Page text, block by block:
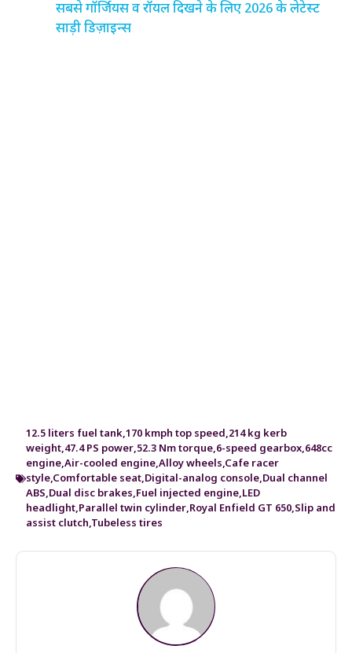
सबसे गॉर्जियस व रॉयल दिखने के लिए 2026 के लेटेस्ट
साड़ी डिज़ाइन्स
12.5 liters fuel tank,170 kmph top speed,214 kg kerb
weight,47.4 PS power,52.3 Nm torque,6-speed gearbox,648cc
engine,Air-cooled engine,Alloy wheels,Cafe racer
style,Comfortable seat,Digital-analog console,Dual channel
ABS,Dual disc brakes,Fuel injected engine,LED
headlight,Parallel twin cylinder,Royal Enfield GT 650,Slip and
assist clutch,Tubeless tires